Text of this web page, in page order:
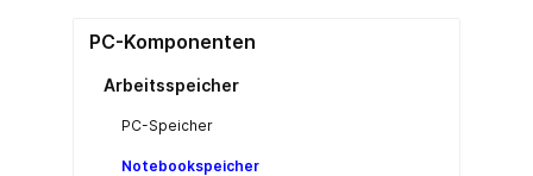
PC-Komponenten
Arbeitsspeicher
PC-Speicher
Notebookspeicher